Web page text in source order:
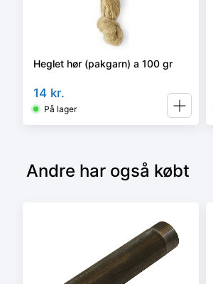
Heglet hør (pakgarn) a 100 gr
14 kr.
På lager
Andre har også købt